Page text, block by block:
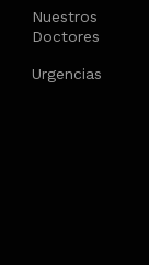
Nuestros
Doctores
Urgencias